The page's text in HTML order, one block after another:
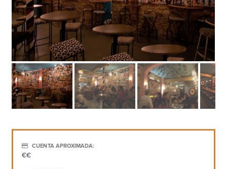
CUENTA APROXIMADA:
€€